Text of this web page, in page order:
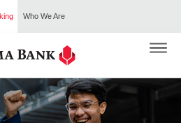
Who We Are